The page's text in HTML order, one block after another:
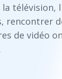
télévision,
rencontrer
de vidéo